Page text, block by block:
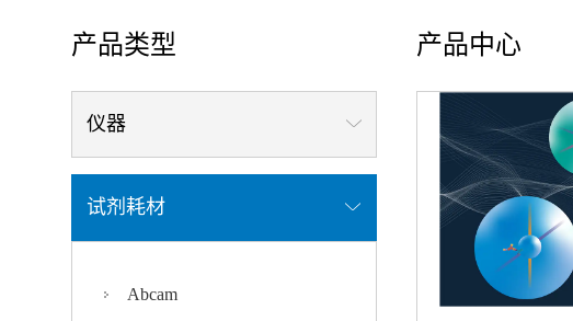
产品类型
仪器
试剂耗材
Abcam
产品中心